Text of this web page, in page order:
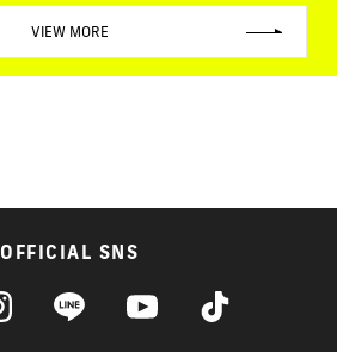
VIEW MORE
OFFICIAL SNS